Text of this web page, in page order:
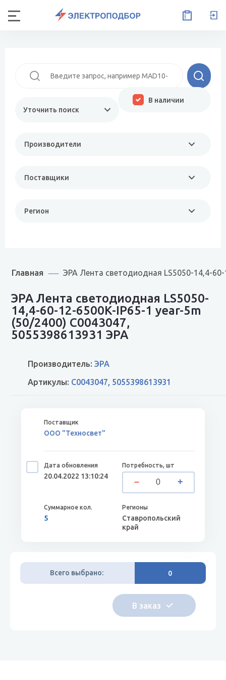
Уточнить поиск
Производители
Поставщики
Регион
В наличии
Главная ЭРА Лента светодиодная LS5050-14,4-
ЭРА Лента светодиодная LS5050-
14,4-60-12-6500K-IP65-1 year-5m
(50/2400) C0043047,
5055398613931 ЭРА
Производитель: ЭРА
Артикулы: C0043047, 5055398613931
ООО "Техносвет"
20.04.2022 13:10:24
5
Ставропольский
край
Всего выбрано: 0